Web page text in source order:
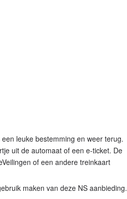
leuke bestemming en weer terug.
uit de automaat of een e-ticket. De
of een andere treinkaart
maken van deze NS aanbieding.